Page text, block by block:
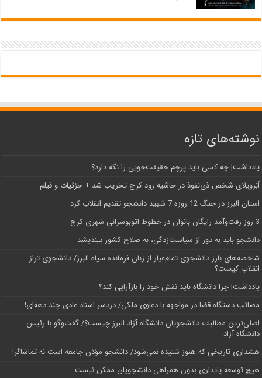
نوشته‌های تازه
یادداشت| ‌چه کسی باید پرچم حقیقت‌جویی را نگه دارد؟
اَبَر‌ویلای شخص ذی‌نفوذ در حاشیه‌ رود کرج تخریب شد + جزئیات و فیلم
استان البرز در جنگ 12 روزه 7 شهید دانشجو تقدیم انقلاب کرد
3 روز رفت‌وآمد رایگان بانوان در خطوط اتوبوسرانی شهری کرج
دانشجو باید به دور از سیاست‌زدگی، به صلاح کشور بیندیشد
شاخصه‌های بارز دانشجوی تمام‌عیار از زبان فرمانده سپاه البرز/ دانشجوی تراز
انقلاب کیست؟
یادداشت| چرا دانشگاه باید نقش خود را بازآرایی کند؟
مصائب دستگاه قضا در مواجهه با دعاوی ملکی/ دردسر اسناد عادی چند‌ دهه‌ای!
اصلی‌ترین مطالبات دانشجویان دانشگاه آزاد البرز چیست؟/ گفت‌وگو با رئیس
دانشگاه آز‌اد
هشداری تاریخی که هنوز شنیده نمی‌شود/ دانشجو مؤذن جامعه است نه تماشاگر!
هیچ توسعه پایداری بدون همراهی دانشجویان ممکن نیست